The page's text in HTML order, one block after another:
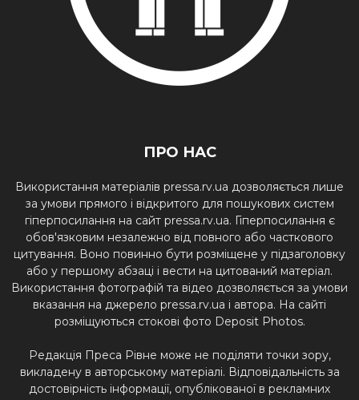
ПРО НАС
Використання матеріалів pressa.rv.ua дозволяється лише
за умови прямого і відкритого для пошукових систем
гіперпосилання на сайт pressa.rv.ua. Гіперпосилання є
обов'язковим незалежно від повного або часткового
цитування. Воно повинно бути розміщене у підзаголовку
або у першому абзаці і вести на цитований матеріал.
Використання фотографій та відео дозволяється за умови
вказання на джерело pressa.rv.ua і автора. На сайті
розміщуються стокові фото Deposit Photos.
Редакція Преса Рівне може не поділяти точки зору,
викладену в авторському матеріалі. Відповідальність за
достовірність інформації, опублікованої в рекламних